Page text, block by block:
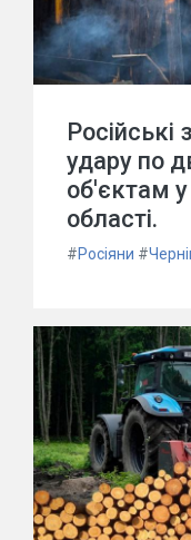
Російські
удару по
об'єктам у
області.
#Росіяни #